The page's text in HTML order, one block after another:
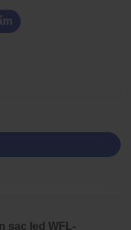
sạc led WFL-